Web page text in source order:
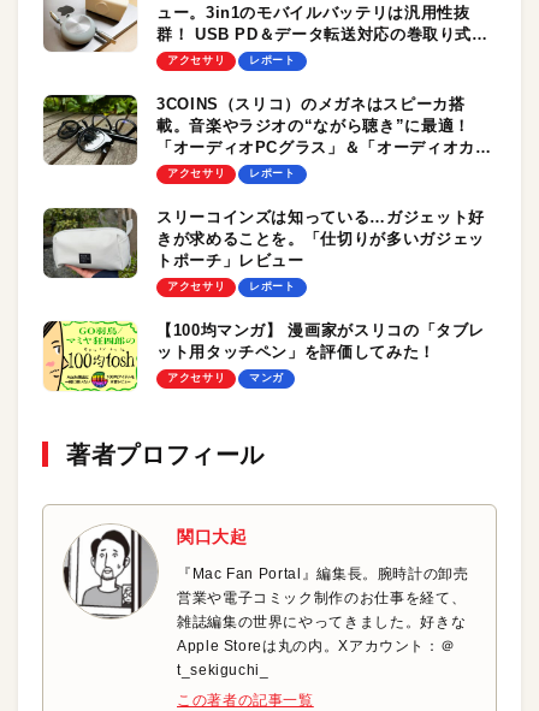
ュー。3in1のモバイルバッテリは汎用性抜
群！ USB PD＆データ転送対応の巻取り式ケ
ーブルもいい感じ
アクセサリ レポート
3COINS（スリコ）のメガネはスピーカ搭
載。音楽やラジオの“ながら聴き”に最適！
「オーディオPCグラス」＆「オーディオカラ
ーグラス」をレビュー
アクセサリ レポート
スリーコインズは知っている…ガジェット好
きが求めることを。「仕切りが多いガジェッ
トポーチ」レビュー
アクセサリ レポート
【100均マンガ】 漫画家がスリコの「タブレ
ット用タッチペン」を評価してみた！
アクセサリ マンガ
著者プロフィール
関口大起
『Mac Fan Portal』編集長。腕時計の卸売
営業や電子コミック制作のお仕事を経て、
雑誌編集の世界にやってきました。好きな
Apple Storeは丸の内。Xアカウント：＠
t_sekiguchi_
この著者の記事一覧